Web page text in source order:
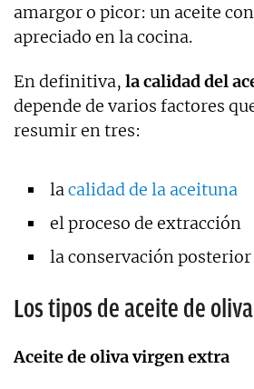
amargor o picor: un aceite
apreciado en la cocina.
En definitiva, la calidad del
depende de varios factores
resumir en tres:
lacalidad de la aceituna
el proceso de extracción
la conservación
Los tipos de aceite de oliva
Aceite de oliva virgen extra